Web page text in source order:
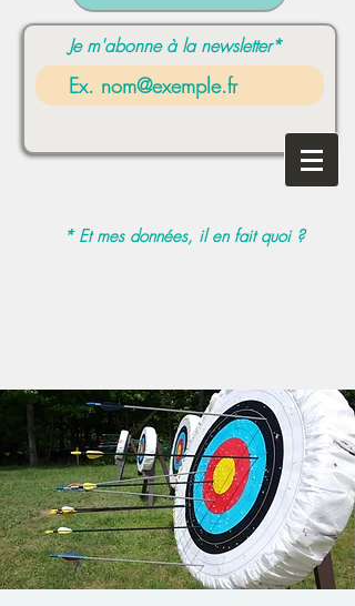
Je m'abonne à la newsletter*
* Et mes données, il en fait quoi ?